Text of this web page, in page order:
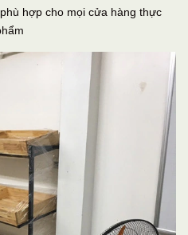
hợp cho mọi cửa hàng thực